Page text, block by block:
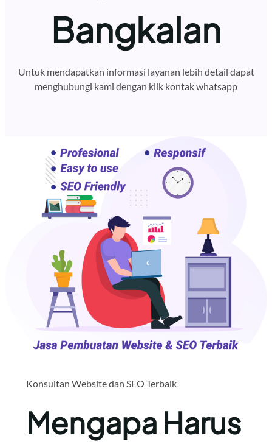
Bangkalan
Untuk mendapatkan informasi layanan lebih detail dapat
menghubungi kami dengan klik kontak whatsapp
Konsultan Website dan SEO Terbaik
Mengapa Harus